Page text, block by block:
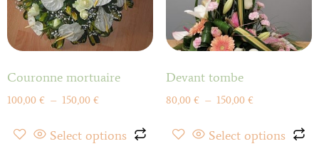
Couronne mortuaire
100,00 € – 150,00 €
Select options
Devant tombe
80,00 € – 150,00 €
Select options